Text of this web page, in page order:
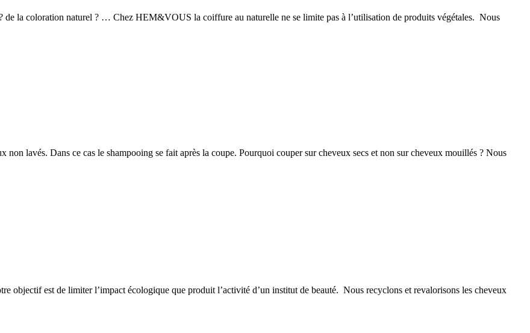
de la coloration naturel ? … Chez HEM&VOUS la coiffure au naturelle ne se limite pas à l’utilisation de produits végétales. Nous
non lavés. Dans ce cas le shampooing se fait après la coupe. Pourquoi couper sur cheveux secs et non sur cheveux mouillés ? Nous
objectif est de limiter l’impact écologique que produit l’activité d’un institut de beauté. Nous recyclons et revalorisons les cheveux